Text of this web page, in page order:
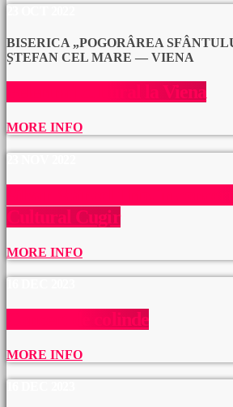
BISERICA „POGORÂREA
ȘTEFAN CEL MARE — VIENA
Pelerinaj cultural la Viena
MORE INFO
Cultural Cugir
MORE INFO
Concert de colinde
MORE INFO